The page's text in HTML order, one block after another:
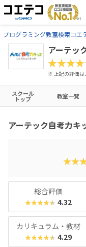
プログラミング教室検索コエ
アーテッ
※ 上記の評価は
スクール
トップ 教室一覧
アーテック自考力キ
総合評価
★★★★★ 4.32
カリキュラム・教材
★★★★★ 4.29